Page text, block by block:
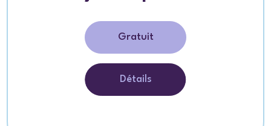
Gratuit
Détails